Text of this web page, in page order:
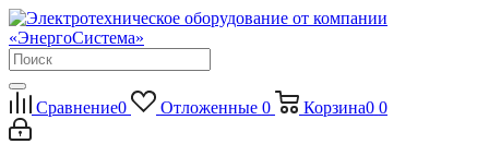
Сравнение0 Отложенные 0 Корзина0 0